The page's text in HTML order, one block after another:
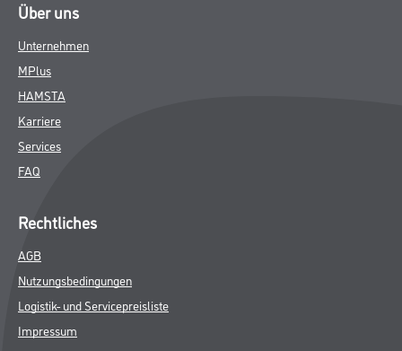
Über uns
Unternehmen
MPlus
HAMSTA
Karriere
Services
FAQ
Rechtliches
AGB
Nutzungsbedingungen
Logistik- und Servicepreisliste
Impressum